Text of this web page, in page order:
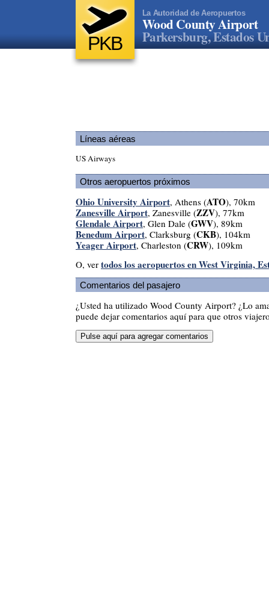
PKB
La Autoridad de Aeropuertos
Wood County Airport
Parkersburg, Estados
Líneas aéreas
US Airways
Otros aeropuertos próximos
Ohio University Airport, Athens (ATO), 70km
Zanesville Airport, Zanesville (ZZV), 77km
Glendale Airport, Glen Dale (GWV), 89km
Benedum Airport, Clarksburg (CKB), 104km
Yeager Airport, Charleston (CRW), 109km
O, ver todos los aeropuertos en West Virginia,
Comentarios del pasajero
¿Usted ha utilizado Wood County Airport? ¿Lo
puede dejar comentarios aquí para que otros